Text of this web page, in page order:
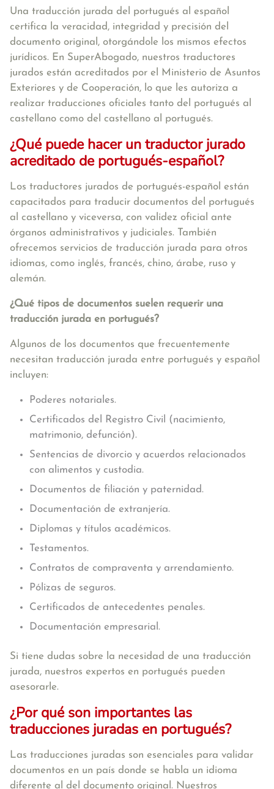
Una traducción jurada del portugués al español
certifica la veracidad, integridad y precisión del
documento original, otorgándole los mismos efectos
jurídicos. En SuperAbogado, nuestros traductores
jurados están acreditados por el Ministerio de Asuntos
Exteriores y de Cooperación, lo que les autoriza a
realizar traducciones oficiales tanto del portugués al
castellano como del castellano al portugués.
¿Qué puede hacer un traductor jurado
acreditado de portugués-español?
Los traductores jurados de portugués-español están
capacitados para traducir documentos del portugués
al castellano y viceversa, con validez oficial ante
órganos administrativos y judiciales. También
ofrecemos servicios de traducción jurada para otros
idiomas, como inglés, francés, chino, árabe, ruso y
alemán.
¿Qué tipos de documentos suelen requerir una
traducción jurada en portugués?
Algunos de los documentos que frecuentemente
necesitan traducción jurada entre portugués y español
incluyen:
Poderes notariales.
Certificados del Registro Civil (nacimiento,
matrimonio, defunción).
Sentencias de divorcio y acuerdos relacionados
con alimentos y custodia.
Documentos de filiación y paternidad.
Documentación de extranjería.
Diplomas y títulos académicos.
Testamentos.
Contratos de compraventa y arrendamiento.
Pólizas de seguros.
Certificados de antecedentes penales.
Documentación empresarial.
Si tiene dudas sobre la necesidad de una traducción
jurada, nuestros expertos en portugués pueden
asesorarle.
¿Por qué son importantes las
traducciones juradas en portugués?
Las traducciones juradas son esenciales para validar
documentos en un país donde se habla un idioma
diferente al del documento original. Nuestros